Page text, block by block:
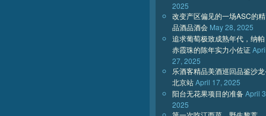
2025
改变产区偏见的一场ASC的精
品酒品酒会 May 28, 2025
追求葡萄极致成熟年代，纳帕
赤霞珠的陈年实力小佐证
27, 2025
乐酒客精品美酒巡回品鉴沙
北京站April 17, 2025
阳台无花果项目的准备April
2025